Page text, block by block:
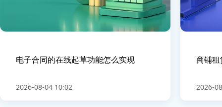
电子合同的在线起草功能怎么实现
2026-08-04 10:02
商铺
2026-